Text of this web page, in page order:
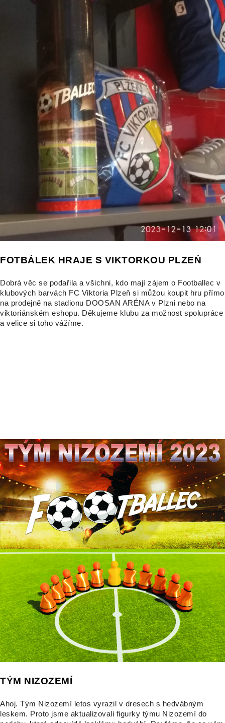
FOTBÁLEK HRAJE S VIKTORKOU PLZEŃ
Dobrá věc se podařila a všichni, kdo mají zájem o Footballec v
klubových barvách FC Viktoria Plzeň si můžou koupit hru přímo
na prodejně na stadionu DOOSAN ARÉNA v Plzni nebo na
viktoriánském eshopu. Děkujeme klubu za možnost spolupráce
a velice si toho vážíme.
TÝM NIZOZEMÍ
Ahoj. Tým Nizozemí letos vyrazil v dresech s hedvábným
leskem. Proto jsme aktualizovali figurky týmu Nizozemí do